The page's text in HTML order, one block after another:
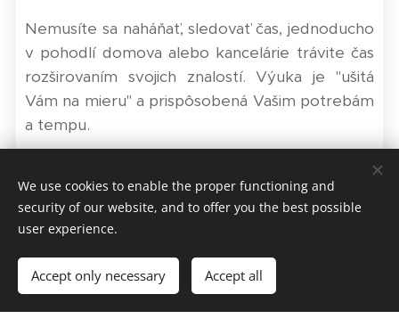
Nemusíte sa naháňať, sledovať čas, jednoducho
v pohodlí domova alebo kancelárie trávite čas
rozširovaním svojich znalostí. Výuka je "ušitá
Vám na mieru" a prispôsobená Vašim potrebám
a tempu.
Od pondelka do štvrtka v čase od 08:00 do
12:00sa venujem individuálnym klientom ako aj
2-3 členným mini-skupinkám. Lekcie prebiehajú
online cez zoom, MS Teams, skype. V prípade
záujmu o prezenčnú výučbu je táto možnosť
dostupná v prípade voľnej kapacity pre
záujemcov z Bernolákova, Ivanky pri Dunaji,
We use cookies to enable the proper functioning and
security of our website, and to offer you the best possible
user experience.
Accept only necessary Accept all